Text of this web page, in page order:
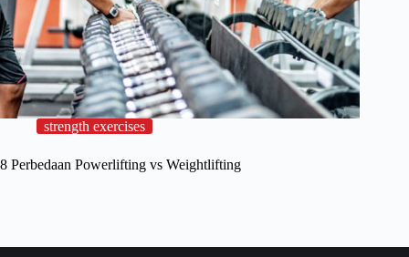
strength exercises
8 Perbedaan Powerlifting vs Weightlifting